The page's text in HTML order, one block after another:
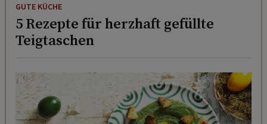
GUTE KÜCHE
5 Rezepte für herzhaft gefüllte
Teigtaschen